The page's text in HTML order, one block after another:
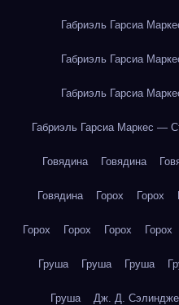
Габриэль Гарсиа
Габриэль Гарсиа
Габриэль Гарсиа
Габриэль Гарсиа Маркес —
Говядина Говядина
Говядина Горох Горох
Горох Горох Горох Горох
Груша Груша Груша
Груша Дж. Д.